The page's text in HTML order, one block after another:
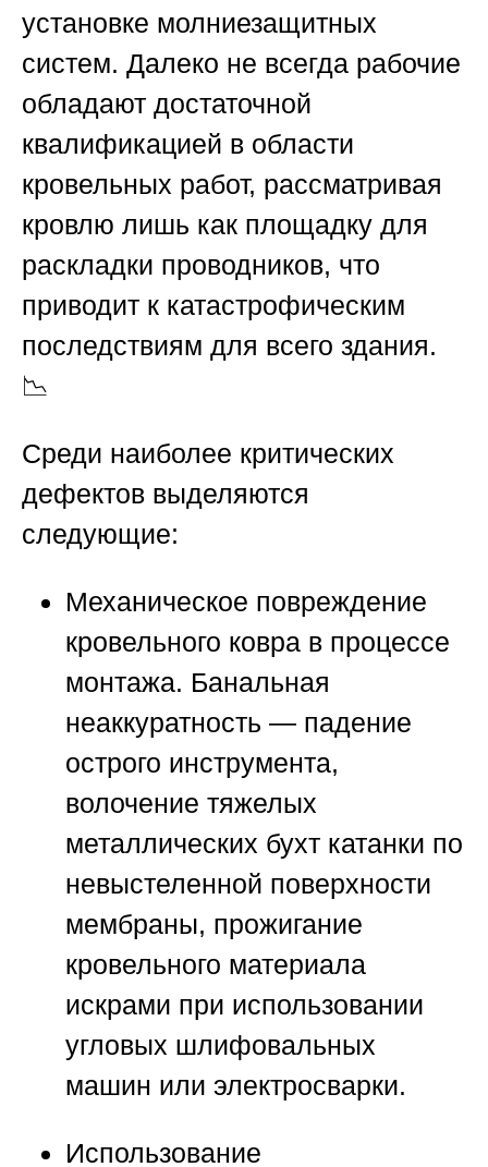
установке молниезащитных
систем. Далеко не всегда рабочие
обладают достаточной
квалификацией в области
кровельных работ, рассматривая
кровлю лишь как площадку для
раскладки проводников, что
приводит к катастрофическим
последствиям для всего здания.
📉
Среди наиболее критических
дефектов выделяются
следующие:
Механическое повреждение
кровельного ковра в процессе
монтажа. Банальная
неаккуратность — падение
острого инструмента,
волочение тяжелых
металлических бухт катанки по
невыстеленной поверхности
мембраны, прожигание
кровельного материала
искрами при использовании
угловых шлифовальных
машин или электросварки.
Использование